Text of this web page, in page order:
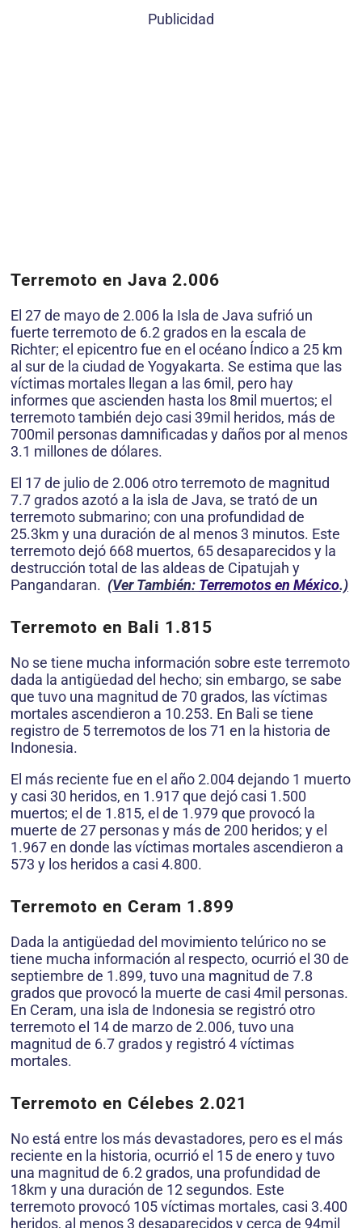
Publicidad
Terremoto en Java 2.006
El 27 de mayo de 2.006 la Isla de Java sufrió un
fuerte terremoto de 6.2 grados en la escala de
Richter; el epicentro fue en el océano Índico a 25 km
al sur de la ciudad de Yogyakarta. Se estima que las
víctimas mortales llegan a las 6mil, pero hay
informes que ascienden hasta los 8mil muertos; el
terremoto también dejo casi 39mil heridos, más de
700mil personas damnificadas y daños por al menos
3.1 millones de dólares.
El 17 de julio de 2.006 otro terremoto de magnitud
7.7 grados azotó a la isla de Java, se trató de un
terremoto submarino; con una profundidad de
25.3km y una duración de al menos 3 minutos. Este
terremoto dejó 668 muertos, 65 desaparecidos y la
destrucción total de las aldeas de Cipatujah y
Pangandaran. (Ver También: Terremotos en México.)
Terremoto en Bali 1.815
No se tiene mucha información sobre este terremoto
dada la antigüedad del hecho; sin embargo, se sabe
que tuvo una magnitud de 70 grados, las víctimas
mortales ascendieron a 10.253. En Bali se tiene
registro de 5 terremotos de los 71 en la historia de
Indonesia.
El más reciente fue en el año 2.004 dejando 1 muerto
y casi 30 heridos, en 1.917 que dejó casi 1.500
muertos; el de 1.815, el de 1.979 que provocó la
muerte de 27 personas y más de 200 heridos; y el
1.967 en donde las víctimas mortales ascendieron a
573 y los heridos a casi 4.800.
Terremoto en Ceram 1.899
Dada la antigüedad del movimiento telúrico no se
tiene mucha información al respecto, ocurrió el 30 de
septiembre de 1.899, tuvo una magnitud de 7.8
grados que provocó la muerte de casi 4mil personas.
En Ceram, una isla de Indonesia se registró otro
terremoto el 14 de marzo de 2.006, tuvo una
magnitud de 6.7 grados y registró 4 víctimas
mortales.
Terremoto en Célebes 2.021
No está entre los más devastadores, pero es el más
reciente en la historia, ocurrió el 15 de enero y tuvo
una magnitud de 6.2 grados, una profundidad de
18km y una duración de 12 segundos. Este
terremoto provocó 105 víctimas mortales, casi 3.400
heridos, al menos 3 desaparecidos y cerca de 94mil